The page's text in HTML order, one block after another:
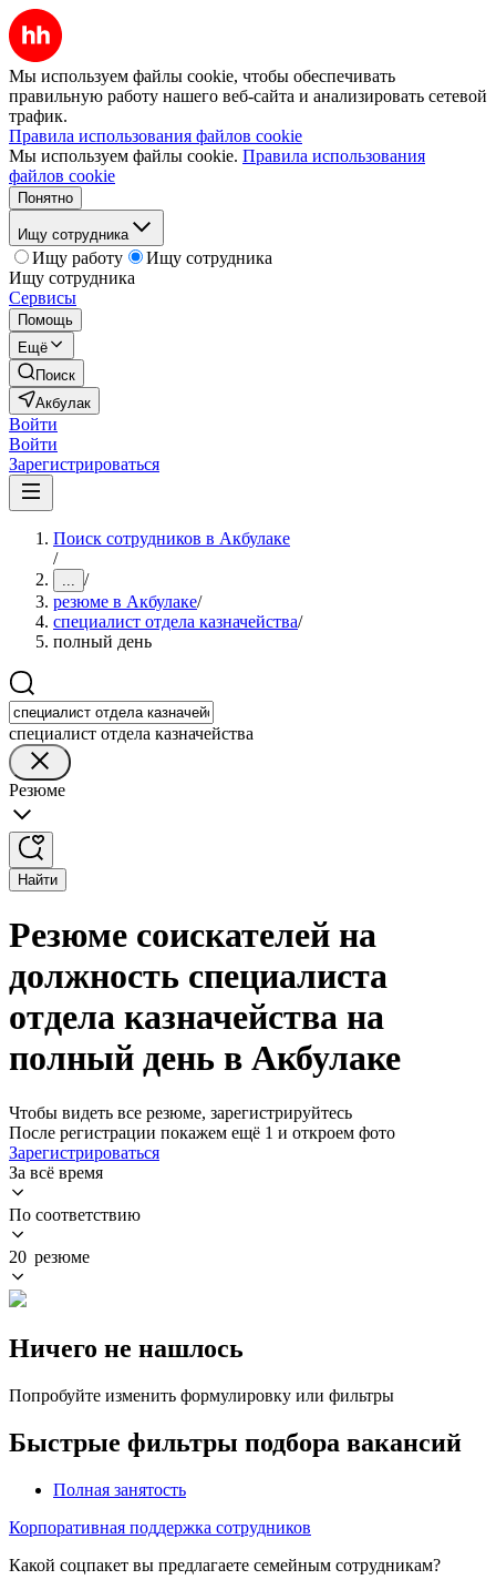
Мы используем файлы cookie, чтобы обеспечивать
правильную работу нашего веб-сайта и анализировать сетевой
трафик.
Правила использования файлов cookie
Мы используем файлы cookie. Правила использования
файлов cookie
Понятно
Ищу сотрудника
Ищу работу
Ищу сотрудника
Ищу сотрудника
Сервисы
Помощь
Ещё
Поиск
Акбулак
Войти
Войти
Зарегистрироваться
Поиск сотрудников в Акбулаке
/
... /
резюме в Акбулаке/
специалист отдела казначейства/
полный день
специалист отдела казначейства
Резюме
Найти
Резюме соискателей на
должность специалиста
отдела казначейства на
полный день в Акбулаке
Чтобы видеть все резюме, зарегистрируйтесь
После регистрации покажем ещё 1 и откроем фото
Зарегистрироваться
За всё время
По соответствию
20 резюме
Ничего не нашлось
Попробуйте изменить формулировку или фильтры
Быстрые фильтры подбора вакансий
Полная занятость
Корпоративная поддержка сотрудников
Какой соцпакет вы предлагаете семейным сотрудникам?